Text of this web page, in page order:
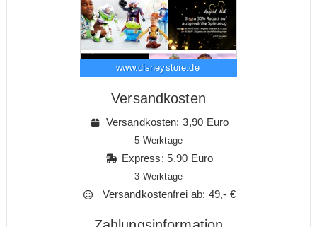
www.disneystore.de
Versandkosten
Versandkosten: 3,90 Euro
5 Werktage
Express: 5,90 Euro
3 Werktage
Versandkostenfrei ab: 49,- €